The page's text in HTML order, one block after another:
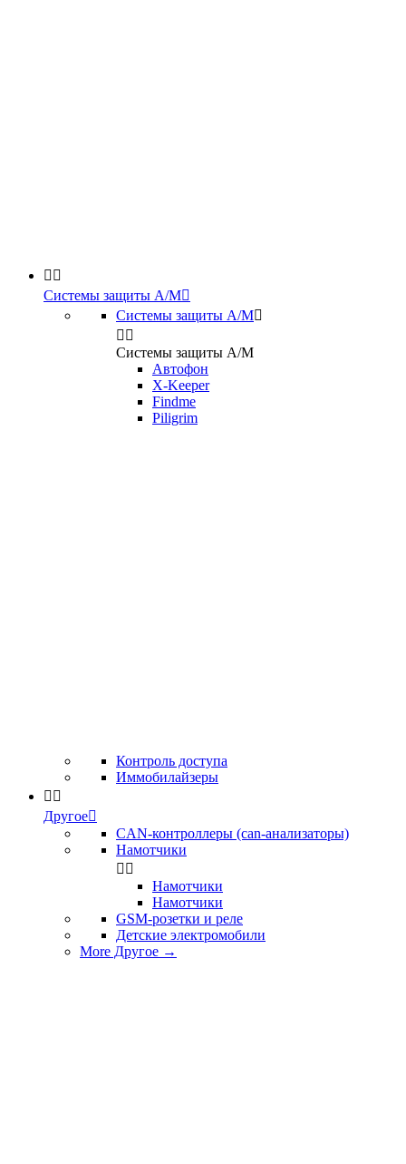
 
Системы защиты А/М
Системы защиты А/М
 
Системы защиты А/М
Автофон
X-Keeper
Findme
Piligrim
Контроль доступа
Иммобилайзеры
 
Другое
CAN-контроллеры (can-анализаторы)
Намотчики
 
Намотчики
Намотчики
GSM-розетки и реле
Детские электромобили
More Другое →